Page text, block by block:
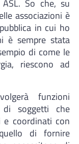
So che, su
associazioni è
in cui ho
è sempre stata
di come le
riescono ad
funzioni
di soggetti che
e coordinati con
di fornire